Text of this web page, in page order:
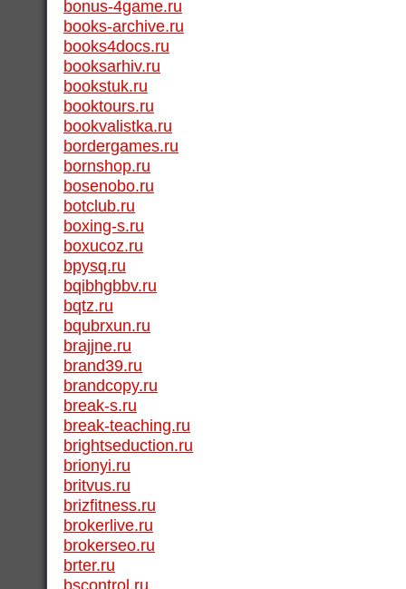
bonus-4game.ru
books-archive.ru
books4docs.ru
booksarhiv.ru
bookstuk.ru
booktours.ru
bookvalistka.ru
bordergames.ru
bornshop.ru
bosenobo.ru
botclub.ru
boxing-s.ru
boxucoz.ru
bpysq.ru
bqibhgbbv.ru
bqtz.ru
bqubrxun.ru
brajjne.ru
brand39.ru
brandcopy.ru
break-s.ru
break-teaching.ru
brightseduction.ru
brionyi.ru
britvus.ru
brizfitness.ru
brokerlive.ru
brokerseo.ru
brter.ru
bscontrol.ru